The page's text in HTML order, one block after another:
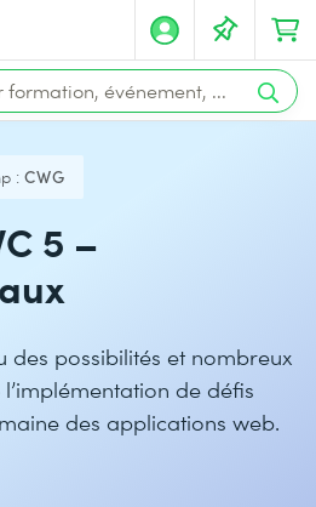
: CWG
5 –
des possibilités et nombreux
de défis
des applications web.